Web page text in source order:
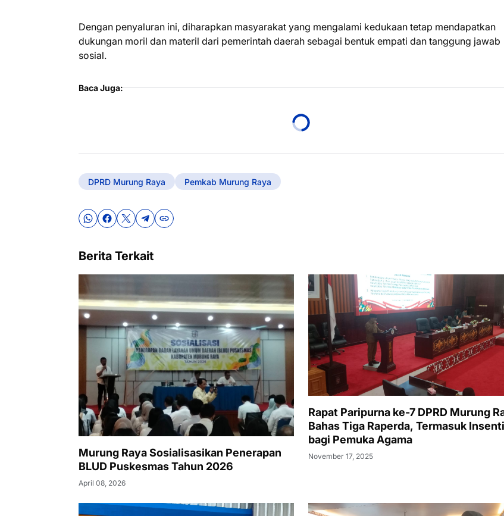
Dengan penyaluran ini, diharapkan masyarakat yang mengalami kedukaan tetap mendapatkan
dukungan moril dan materil dari pemerintah daerah sebagai bentuk empati dan tanggung jawab
sosial.
Baca Juga:
DPRD Murung Raya Pemkab Murung Raya
Berita Terkait
Murung Raya Sosialisasikan Penerapan
BLUD Puskesmas Tahun 2026
April 08, 2026
Rapat Paripurna ke-7 DPRD Murung
Bahas Tiga Raperda, Termasuk
bagi Pemuka Agama
November 17, 2025